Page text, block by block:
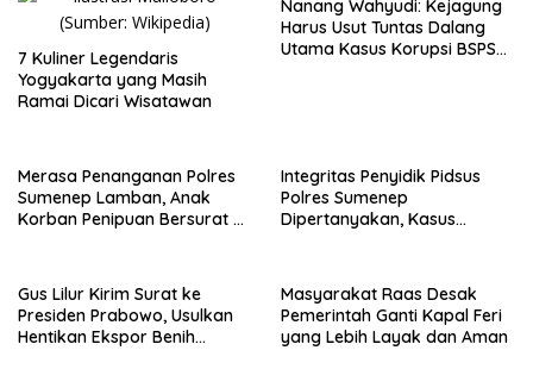
7 Kuliner Legendaris
Yogyakarta yang Masih
Ramai Dicari Wisatawan
Nanang Wahyudi: Kejagung
Harus Usut Tuntas Dalang
Utama Kasus Korupsi BSPS
Merasa Penanganan Polres
Sumenep Lamban, Anak
Korban Penipuan Bersurat ke
Integritas Penyidik Pidsus
Polres Sumenep
Dipertanyakan, Kasus
Kepastian
Gus Lilur Kirim Surat ke
Presiden Prabowo, Usulkan
Hentikan Ekspor Benih
Masyarakat Raas Desak
Pemerintah Ganti Kapal Feri
yang Lebih Layak dan Aman